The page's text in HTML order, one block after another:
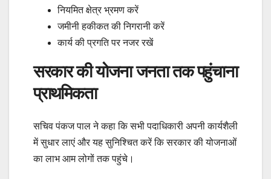
नियमित क्षेत्र भ्रमण करें
जमीनी हकीकत की निगरानी करें
कार्य की प्रगति पर नजर रखें
सरकार की योजना जनता तक पहुंचाना
प्राथमिकता
सचिव पंकज पाल ने कहा कि सभी पदाधिकारी अपनी कार्यशैली
में सुधार लाएं और यह सुनिश्चित करें कि सरकार की योजनाओं
का लाभ आम लोगों तक पहुंचे।